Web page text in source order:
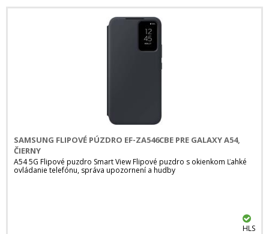
SAMSUNG FLIPOVÉ PÚZDRO EF-ZA546CBE PRE GALAXY A54,
ČIERNY
A54 5G Flipové puzdro Smart View Flipové puzdro s okienkom Ľahké
ovládanie telefónu, správa upozornení a hudby
HLS